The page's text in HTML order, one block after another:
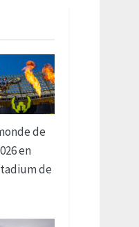
de
en
de